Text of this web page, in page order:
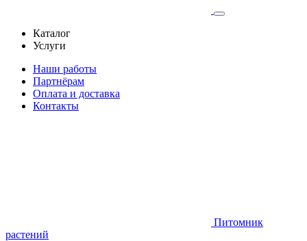
Каталог
Услуги
Наши работы
Партнёрам
Оплата и доставка
Контакты
Питомник
растений